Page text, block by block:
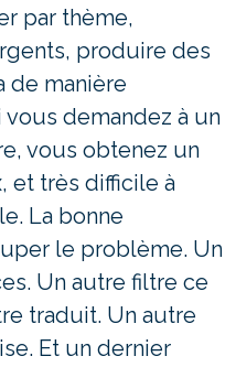
par thème,
produire des
de manière
demandez à un
vous obtenez un
et très difficile à
La bonne
le problème. Un
Un autre filtre ce
traduit. Un autre
Et un dernier